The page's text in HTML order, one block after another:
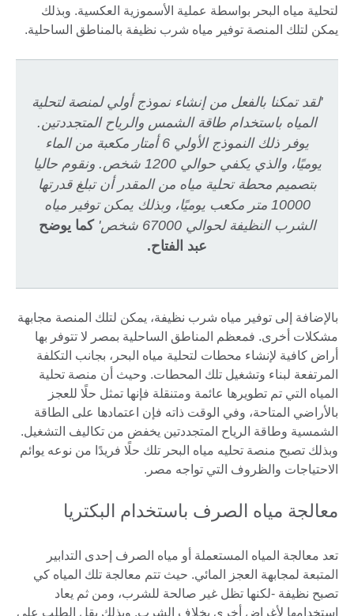
لتحلية مياه البحر بواسطة عملية الأسموزية العكسية. وبذلك
يمكن لتلك المنصة توفير مياه شرب نظيفة بالمناطق الساحلية.
'لقد تمكنا بالفعل من إنشاء نموذج أولي لمنصة لتحلية
المياه باستخدام طاقة الشمس والرياح المتجددتين.
يوفر ذلك النموذج الأولي 6 أمتار مكعبة من الماء
يوميًا، والذي يكفي حوالي 1200 شخص. ونقوم حاليا
بتصميم محطة تحلية مياه من المقدر أن تبلغ قدرتها
10000 متر مكعب يوميًا، وبذلك يمكن توفير مياه
الشرب النظيفة لحوالي 67000 شخص'
كما يوضح
عبد الفتاح.
بالإضافة إلى توفير مياه شرب نظيفة، يمكن لتلك المنصة مجابهة
مشكلات أخرى. فمعظم المناطق الساحلية بمصر لا تتوفر بها
أراض كافية لإنشاء محطات لتحلية مياه البحر، بجانب التكلفة
المرتفعة لبناء وتشغيل تلك المحطات. وحيث أن منصة تحلية
المياه التي تم تطويرها عائمة ومتنقلة فإنها تمثل حلًا للعجز
بالأراضي المتاحة، وفي الوقت ذاته فإن اعتمادها على الطاقة
الشمسية وطاقة الرياح المتجددتين يخفض من تكاليف التشغيل.
وبذلك تصبح منصة تحليه مياه البحر تلك حلًا فريدًا من نوعه يوائم
الاحتياجات والظروف التي تواجه مصر.
معالجة مياه الصرف باستخدام البكتريا
تعد معالجة المياه المستعملة أو مياه الصرف إحدى التدابير
المتبعة لمجابهة العجز المائي. حيث تتم معالجة تلك المياه كي
تصبح نظيفة -لكنها تظل غير صالحة للشرب، ومن ثم يعاد
استخدامها لأغراض أخرى بخلاف الشرب. وبذلك يقل الطلب على